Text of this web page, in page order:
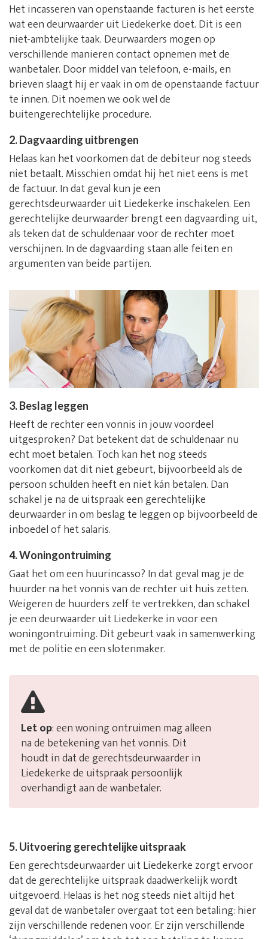
Het incasseren van openstaande facturen is het eerste
wat een deurwaarder uit Liedekerke doet. Dit is een
niet-ambtelijke taak. Deurwaarders mogen op
verschillende manieren contact opnemen met de
wanbetaler. Door middel van telefoon, e-mails, en
brieven slaagt hij er vaak in om de openstaande factuur
te innen. Dit noemen we ook wel de
buitengerechtelijke procedure.
2. Dagvaarding uitbrengen
Helaas kan het voorkomen dat de debiteur nog steeds
niet betaalt. Misschien omdat hij het niet eens is met
de factuur. In dat geval kun je een
gerechtsdeurwaarder uit Liedekerke inschakelen. Een
gerechtelijke deurwaarder brengt een dagvaarding uit,
als teken dat de schuldenaar voor de rechter moet
verschijnen. In de dagvaarding staan alle feiten en
argumenten van beide partijen.
3. Beslag leggen
Heeft de rechter een vonnis in jouw voordeel
uitgesproken? Dat betekent dat de schuldenaar nu
echt moet betalen. Toch kan het nog steeds
voorkomen dat dit niet gebeurt, bijvoorbeeld als de
persoon schulden heeft en niet kán betalen. Dan
schakel je na de uitspraak een gerechtelijke
deurwaarder in om beslag te leggen op bijvoorbeeld de
inboedel of het salaris.
4. Woningontruiming
Gaat het om een huurincasso? In dat geval mag je de
huurder na het vonnis van de rechter uit huis zetten.
Weigeren de huurders zelf te vertrekken, dan schakel
je een deurwaarder uit Liedekerke in voor een
woningontruiming. Dit gebeurt vaak in samenwerking
met de politie en een slotenmaker.
Let op: een woning ontruimen mag alleen
na de betekening van het vonnis. Dit
houdt in dat de gerechtsdeurwaarder in
Liedekerke de uitspraak persoonlijk
overhandigt aan de wanbetaler.
5. Uitvoering gerechtelijke uitspraak
Een gerechtsdeurwaarder uit Liedekerke zorgt ervoor
dat de gerechtelijke uitspraak daadwerkelijk wordt
uitgevoerd. Helaas is het nog steeds niet altijd het
geval dat de wanbetaler overgaat tot een betaling: hier
zijn verschillende redenen voor. Er zijn verschillende